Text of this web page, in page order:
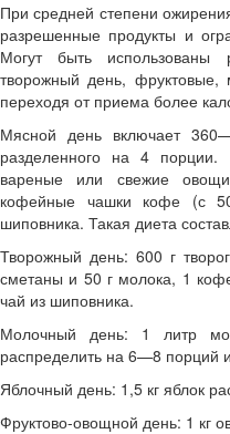
При средней степени
разрешенные продукты и
Могут быть использованы
творожный день,
переходя от приема более
Мясной день включает
разделенного на 4 порции.
вареные или свежие
кофейные чашки кофе (с
шиповника. Такая диета
Творожный день: 600 г
сметаны и 50 г молока, 1
чай из шиповника.
Молочный день: 1 литр
распределить на 6—8 порций
Яблочный день: 1,5 кг яблок
Фруктово-овощной день: 1 кг